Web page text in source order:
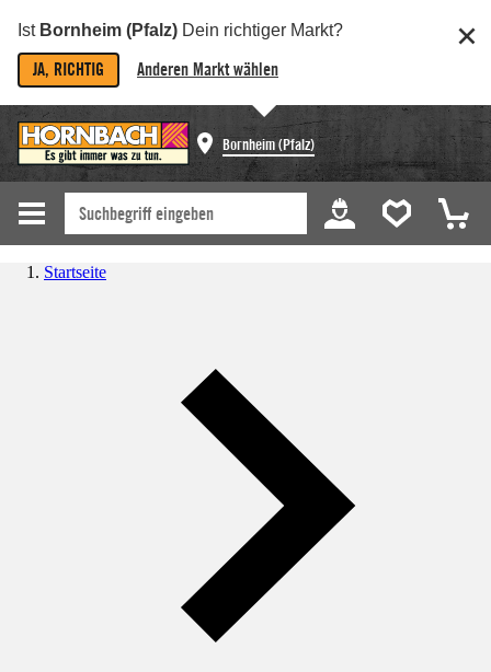
Ist Bornheim (Pfalz) Dein richtiger Markt?
JA, RICHTIG Anderen Markt wählen
Bornheim (Pfalz)
Startseite